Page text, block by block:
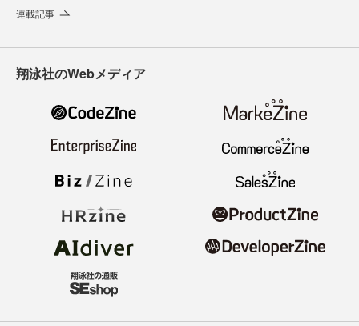
連載記事
翔泳社のWebメディア